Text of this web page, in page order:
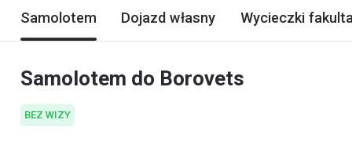
Samolotem Dojazd własny Wycieczki
Samolotem do Borovets
BEZ WIZY